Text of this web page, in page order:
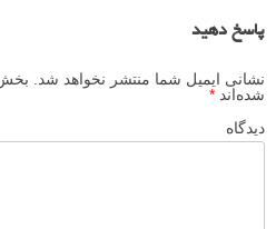
پاسخ دهید
نشانی ایمیل شما منتشر نخواهد شد.
شده‌اند *
دیدگاه